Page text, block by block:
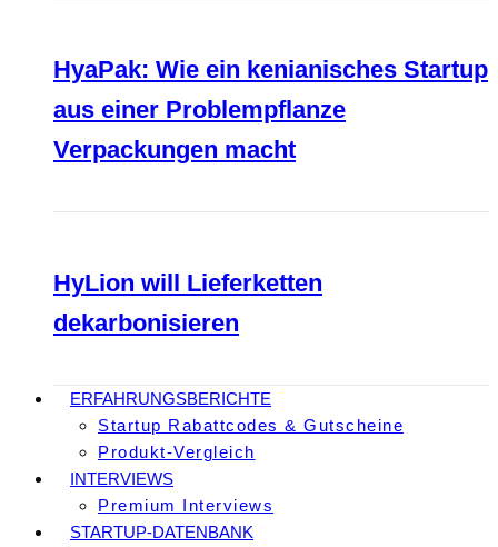
HyaPak: Wie ein kenianisches Startup
aus einer Problempflanze
Verpackungen macht
HyLion will Lieferketten
dekarbonisieren
ERFAHRUNGSBERICHTE
Startup Rabattcodes & Gutscheine
Produkt-Vergleich
INTERVIEWS
Premium Interviews
STARTUP-DATENBANK